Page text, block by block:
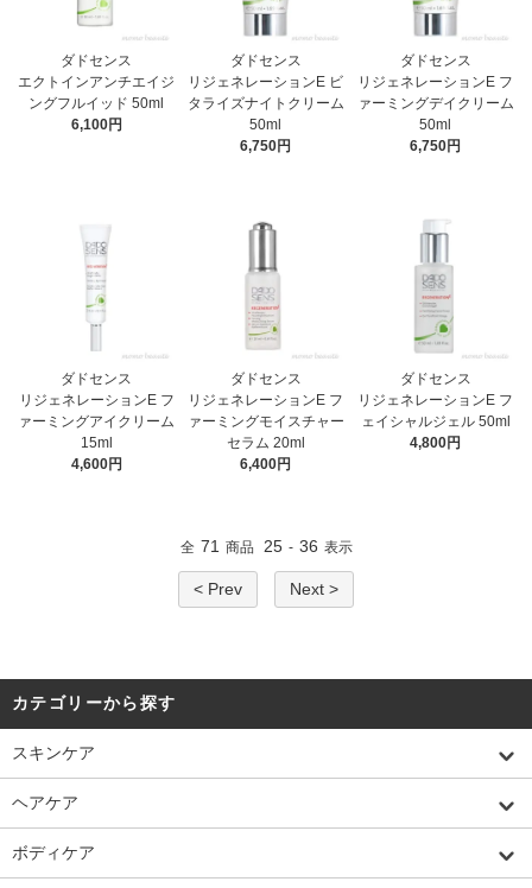
ダドセンス
エクトインアンチエイジ
ングフルイッド 50ml
6,100円
ダドセンス
リジェネレーションE ビ
タライズナイトクリーム
50ml
6,750円
ダドセンス
リジェネレーションE フ
ァーミングデイクリーム
50ml
6,750円
ダドセンス
リジェネレーションE フ
ァーミングアイクリーム
15ml
4,600円
ダドセンス
リジェネレーションE フ
ァーミングモイスチャー
セラム 20ml
6,400円
ダドセンス
リジェネレーションE フ
ェイシャルジェル 50ml
4,800円
全 71 商品 25 - 36 表示
< Prev Next >
カテゴリーから探す
スキンケア
ヘアケア
ボディケア